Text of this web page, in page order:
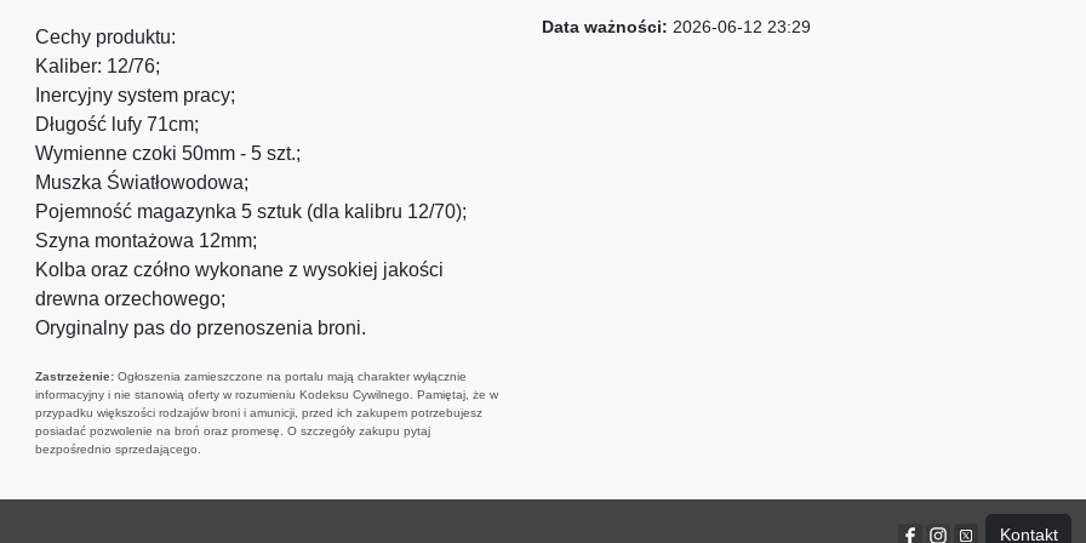
Cechy produktu:
Kaliber: 12/76;
Inercyjny system pracy;
Długość lufy 71cm;
Wymienne czoki 50mm - 5 szt.;
Muszka Światłowodowa;
Pojemność magazynka 5 sztuk (dla kalibru 12/70);
Szyna montażowa 12mm;
Kolba oraz czółno wykonane z wysokiej jakości
drewna orzechowego;
Oryginalny pas do przenoszenia broni.
Zastrzeżenie: Ogłoszenia zamieszczone na portalu mają charakter wyłącznie
informacyjny i nie stanowią oferty w rozumieniu Kodeksu Cywilnego. Pamiętaj, że w
przypadku większości rodzajów broni i amunicji, przed ich zakupem potrzebujesz
posiadać pozwolenie na broń oraz promesę. O szczegóły zakupu pytaj
bezpośrednio sprzedającego.
Data ważności: 2026-06-12 23:29
Kontakt